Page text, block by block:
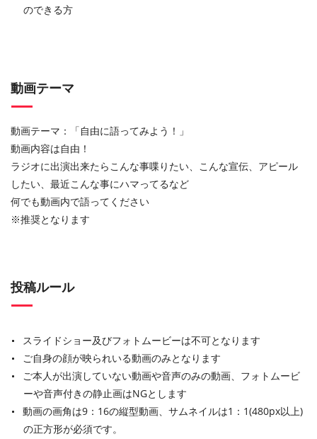
のできる方
動画テーマ
動画テーマ：「自由に語ってみよう！」
動画内容は自由！
ラジオに出演出来たらこんな事喋りたい、こんな宣伝、アピール
したい、最近こんな事にハマってるなど
何でも動画内で語ってください
※推奨となります
投稿ルール
スライドショー及びフォトムービーは不可となります
ご自身の顔が映られいる動画のみとなります
ご本人が出演していない動画や音声のみの動画、フォトムービ
ーや音声付きの静止画はNGとします
動画の画角は9：16の縦型動画、サムネイルは1：1(480px以上)
の正方形が必須です。